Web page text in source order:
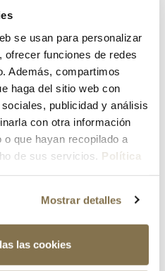
se usan para personalizar
funciones de redes
Además, compartimos
haga del sitio web con
publicidad y análisis
con otra información
que hayan recopilado a
de sus servicios. Política
Mostrar detalles
las cookies